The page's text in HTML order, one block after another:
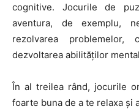
cognitive. Jocurile de
aventura, de exemplu,
rezolvarea
dezvoltarea abilităților
În al treilea rând, jocurile
foarte buna de a te relaxa